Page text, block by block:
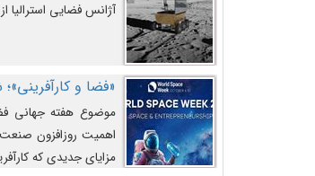
آژانس فضایی استرالیا
«فضا و کارآفرینی»؛
اهمیت روزافزون
مزایای جدیدی که